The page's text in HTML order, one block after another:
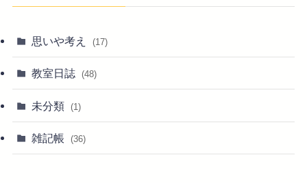
思いや考え (17)
教室日誌 (48)
未分類 (1)
雑記帳 (36)